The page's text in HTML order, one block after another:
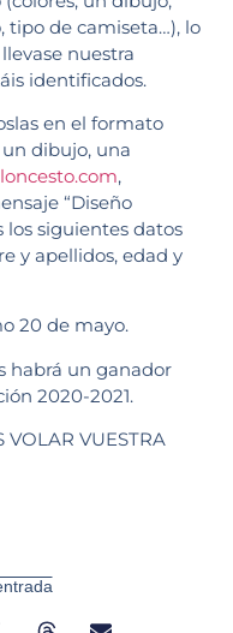
tipo de camiseta…), lo
nuestra
identificados.
en el formato
dibujo, una
,
“Diseño
los siguientes datos
y apellidos, edad y
20 de mayo.
habrá un ganador
2020-2021.
VOLAR VUESTRA